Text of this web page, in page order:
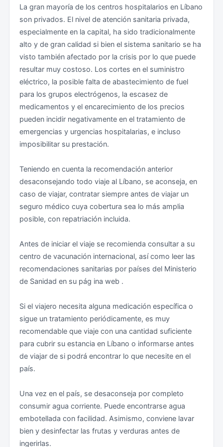
manifestaciones o concentraciones de personas, se
insta a alejarse de las zonas afectadas sin involucrarse
en cualquier incidente que se pueda producir.
Seguridad ciudadana
Los niveles de delincuencia común en Líbano han sido
tradicionalmente relativamente bajos en comparación
con otros países. No obstante, desde el comienzo de
la crisis económica se ha detectado un aumento de la
criminalidad y puede existir el riesgo de robo a
personas y vehículos. En consecuencia, se
precaución (evitar hacer ostentación de dinero u
objetos valiosos en público; llevar solamente la
documentación y el dinero que sean imprescindibles;
no perder de vista los objetos personales, etc.).
Debe tenerse en cuenta que en el pasado se han
registrado algunos robos aislados a mano armada por
parte de conductores de taxis no oficiales (taxis
vehículos de particulares). Por ello, se desaconseja el
uso de estos vehículos que funcionan de forma
irregular en cualquier lugar, incluido el aeropuerto de
Beirut. Para atender las necesidades de transporte,
existen taxis oficiales pertenecientes a compañías
conocidas, físicas o a través de aplicaciones móvil,
servicios también pueden contratarse en hoteles,
restaurantes o en cualquier otro establecimiento de
confianza.
encuentren en Líbano que abandonen el país haciendo
uso de los medios disponibles.. Para aquellos que se
encuentren en el país se aconseja presten especial
atención y guarden adecuadamente su documentación
española (especialmente pasaporte y DNI). Se
recomienda hacer fotocopias del pasaporte y
desplazarse siempre con ellas en el interior del país. Se
están registrando dificultades y demoras para la
denuncia ante las autoridades libanesas del extravío o
robo de documentación, que pueden ocasionar la
imposibilidad de salir del país en el tiempo previsto
inicialmente.
Visado
Teniendo en cuenta la recomendación anterior
desaconsejando todo viaje al Líbano, en caso de viajar
a la llegada se debe presentar la siguiente
Obtener su visado a través de los servicios consulares
de la Embajada del Líbano bien en España o en otro
país.
Optar por un sello de entrada de la Seguridad General
libanesa directamente en el aeropuerto de Beirut si
cumplen con las condiciones de entrada. Este sello es
gratuito y válido exclusivamente durante un mes
desde su llegada al aeropuerto Internacional Rafik
Hariri de Beirut.
Los titulares de documentos de viaje de refugiado,
protección subsidiaria y apátrida expedidos por
España deberán obtener previamente un visado en la
Embajada del Líbano en Madrid, no siendo posible su
obtención a la llegada al Líbano.
La gran mayoría de los centros hospitalarios en Líbano
son privados. El nivel de atención sanitaria privada,
especialmente en la capital, ha sido tradicionalmente
alto y de gran calidad si bien el sistema sanitario se ha
visto también afectado por la crisis por lo que puede
resultar muy costoso. Los cortes en el suministro
eléctrico, la posible falta de abastecimiento de fuel
para los grupos electrógenos, la escasez de
medicamentos y el encarecimiento de los precios
pueden incidir negativamente en el tratamiento de
emergencias y urgencias hospitalarias, e incluso
imposibilitar su prestación.
Teniendo en cuenta la recomendación anterior
desaconsejando todo viaje al Líbano, se aconseja, en
caso de viajar, contratar siempre antes de viajar un
seguro médico cuya cobertura sea lo más amplia
posible, con repatriación incluida.
Antes de iniciar el viaje se recomienda consultar a su
centro de vacunación internacional, así como leer las
recomendaciones sanitarias por países del Ministerio
de Sanidad en su pág ina web .
Si el viajero necesita alguna medicación específica o
sigue un tratamiento periódicamente, es muy
recomendable que viaje con una cantidad suficiente
para cubrir su estancia en Líbano o informarse antes
de viajar de si podrá encontrar lo que necesite en el
país.
Una vez en el país, se desaconseja por completo
consumir agua corriente. Puede encontrarse agua
embotellada con facilidad. Asimismo, conviene lavar
bien y desinfectar las frutas y verduras antes de
ingerirlas.